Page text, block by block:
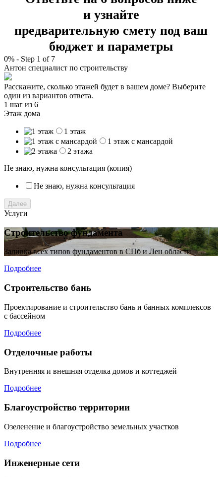
и узнайте
предварительную смету под ваш
бюджет и параметры
0% - Step 1 of 7
Антон специалист по строительству
Расскажите, сколько этажей будет в вашем доме? Выберите
один из вариантов ответа.
1 шаг из 6
Этаж дома
1 этаж
1 этаж с мансардой
2 этажа
Не знаю, нужна консультация (копия)
Не знаю, нужна консультация
Далее
Услуги
Строительство фундамента
Заливка всех типов фундаментов в СПб и Лен области
Подробнее
Строительство бань
Проектирование и строительство бань и банных комплексов
с бассейном
Подробнее
Отделочные работы
Внутренняя и внешняя отделка домов и коттеджей
Подробнее
Благоустройство территории
Озеленение и благоустройство земельных участков
Подробнее
Инженерные сети